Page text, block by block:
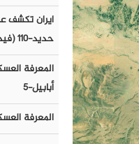
ايران تكشف
حديد-١١٠ (فيديو)
المعرفة
أبابيل-٥
المعرفة